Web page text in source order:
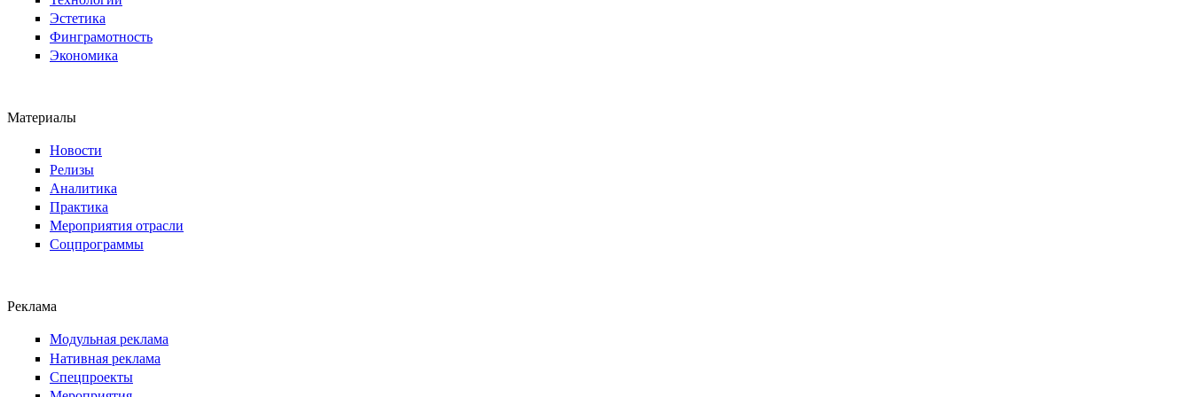
Эстетика
Финграмотность
Экономика
Материалы
Новости
Релизы
Аналитика
Практика
Мероприятия отрасли
Соцпрограммы
Реклама
Модульная реклама
Нативная реклама
Спецпроекты